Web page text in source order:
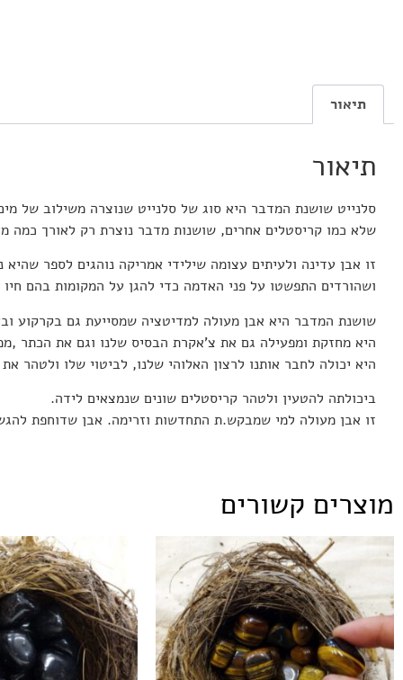
תיאור
תיאור
סלנייט שושנת המדבר היא סוג של סלנייט שנוצרה משילוב של
שלא כמו קריסטלים אחרים, שושנות מדבר נוצרת רק לאורך כמה
זו אבן עדינה ולעיתים עצומה שילידי אמריקה נוהגים לספר
ושהורדים התפשטו על פני האדמה כדי להגן על המקומות בהם חיו
שושנת המדבר היא אבן מעולה למדיטציה שמסייעת גם בקרקוע
היא מחזקת ומפעילה גם את צ’אקרת הבסיס שלנו וגם את הכתר
היא יכולה לחבר אותנו לרצון האלוהי שלנו, לביטוי שלו ולטהר
ביכולתה להטעין ולטהר קריסטלים שונים שנמצאים לידה.
זו אבן מעולה למי שמבקש.ת התחדשות וזרימה. אבן שדוחפת
מוצרים קשורים